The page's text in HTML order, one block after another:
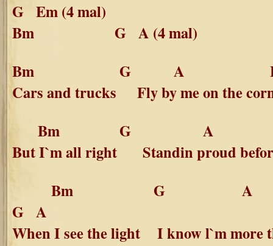
G Em (4 mal)
Bm G A (4 mal)
Bm G A Bm
Cars and trucks Fly by me on the
Bm G A
But I`m all right Standin proud
Bm G
G A
When I see the light I know l`m more